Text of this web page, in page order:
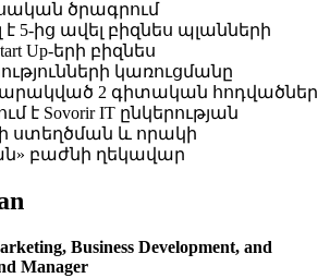
ծրագրում
5-ից ավել բիզնես պլանների
Up-երի բիզնես
կառուցմանը
2 գիտական հոդվածներ
է Sovorir IT ընկերության
ստեղծման և որակի
բաժնի ղեկավար
Business Development, and
Manager